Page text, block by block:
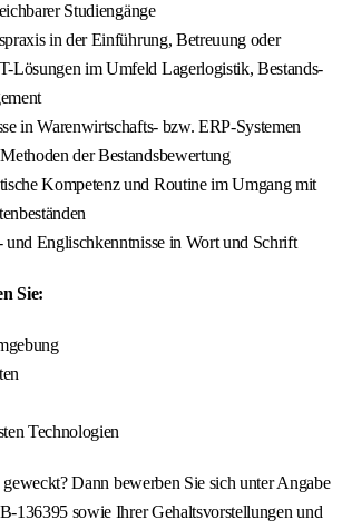
Studiengänge
in der Einführung, Betreuung oder
Lösungen im Umfeld Lagerlogistik, Bestands-
in Warenwirtschafts- bzw. ERP-Systemen
der Bestandsbewertung
Kompetenz und Routine im Umgang mit
und Englischkenntnisse in Wort und Schrift
Sie:
Technologien
Dann bewerben Sie sich unter Angabe
136395 sowie Ihrer Gehaltsvorstellungen und